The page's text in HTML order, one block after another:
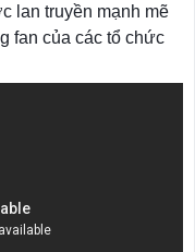
lan truyền mạnh mẽ
fan của các tổ chức